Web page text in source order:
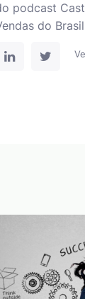
podcast
do